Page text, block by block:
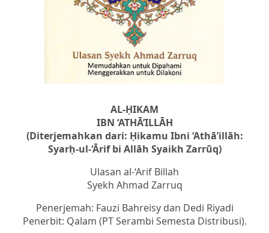
AL-ḤIKAM
IBN ‘ATHĀ’ILLĀH
(Diterjemahkan dari: Ḥikamu Ibni ‘Athā’illāh:
Syarḥ-ul-‘Ārif bi Allāh Syaikh Zarrūq)
Ulasan al-‘Arif Billah
Syekh Ahmad Zarruq
Penerjemah: Fauzi Bahreisy dan Dedi Riyadi
Penerbit: Qalam (PT Serambi Semesta Distribusi).